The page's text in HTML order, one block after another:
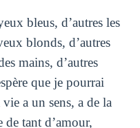
bleus, d’autres les
blonds, d’autres
mains, d’autres
que je pourrai
a un sens, a de la
tant d’amour,